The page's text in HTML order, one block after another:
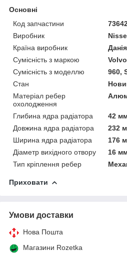
Основні
Код запчастини
Виробник
Країна виробник
Данія
Сумісність з маркою
Volvo
Сумісність з моделлю
960,
Стан
Матеріал ребер
охолодження
Глибина ядра радіатора
42
Довжина ядра радіатора
232
Ширина ядра радіатора
176
Діаметр вихідного отвору
16
Тип кріплення ребер
Приховати
Умови доставки
Нова Пошта
Магазини Rozetka